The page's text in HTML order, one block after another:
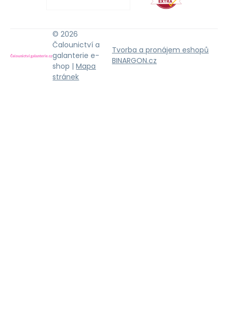
© 2026
Čalounictví a
galanterie e-
shop |Mapa
stránek
Tvorba a pronájem eshopů
BINARGON.cz